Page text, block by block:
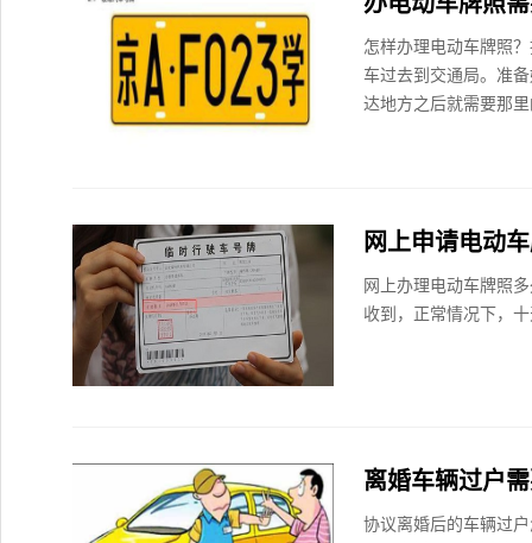
怎样办理电动车牌照
车过去到交通局。准
达地方之后就需要那
网上申请电动
网上办理电动车牌照
收到，正常情况下，
离婚车辆过户
协议离婚后的车辆过